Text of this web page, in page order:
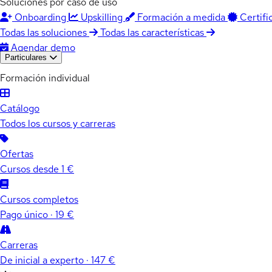
Onboarding
Upskilling Formación a medida
Todas las soluciones
Todas las características
Agendar demo
Particulares
Formación individual
Catálogo
Todos los cursos y carreras
Ofertas
Cursos desde 1 €
Cursos completos
Pago único · 19 €
Carreras
De inicial a experto · 147 €